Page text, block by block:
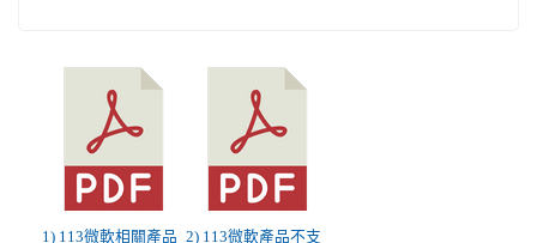
1) 113微軟相關產品
2) 113微軟產品不支